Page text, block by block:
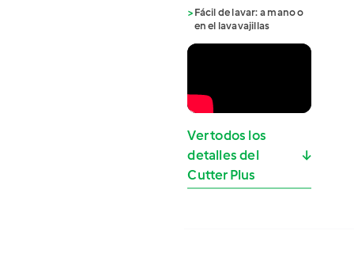
> Fácil de lavar: a mano o
en el lavavajillas
Ver todos los
detalles del
Cutter Plus
↓